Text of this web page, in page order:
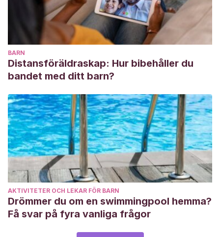
BARN
Distansföräldraskap: Hur bibehåller du
bandet med ditt barn?
AKTIVITETER OCH LEKAR FÖR BARN
Drömmer du om en swimmingpool hemma?
Få svar på fyra vanliga frågor